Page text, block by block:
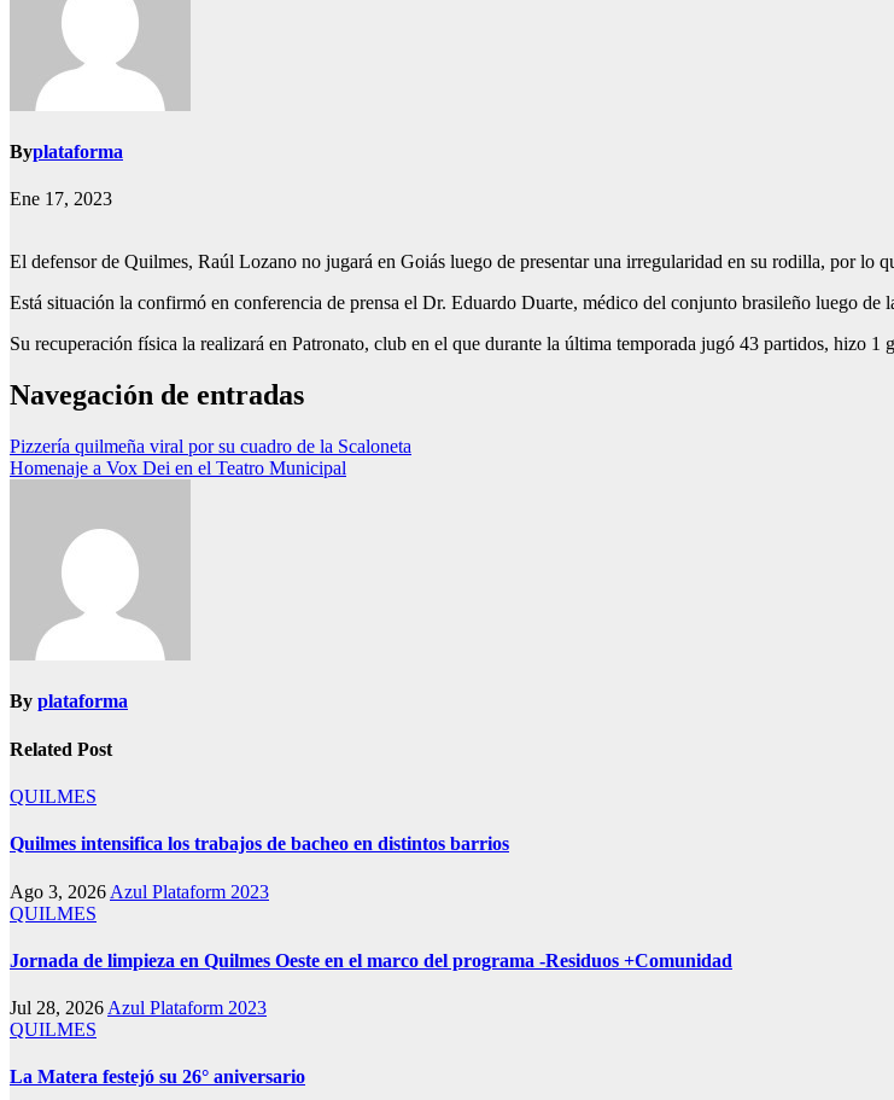
Byplataforma
Ene 17, 2023
El defensor de Quilmes, Raúl Lozano no jugará en Goiás luego de presentar una irregularidad en su rodilla, por lo
Está situación la confirmó en conferencia de prensa el Dr. Eduardo Duarte, médico del conjunto brasileño luego de
Su recuperación física la realizará en Patronato, club en el que durante la última temporada jugó 43 partidos, hizo
Navegación de entradas
Pizzería quilmeña viral por su cuadro de la Scaloneta
Homenaje a Vox Dei en el Teatro Municipal
By plataforma
Related Post
QUILMES
Quilmes intensifica los trabajos de bacheo en distintos barrios
Ago 3, 2026 Azul Plataform 2023
QUILMES
Jornada de limpieza en Quilmes Oeste en el marco del programa -Residuos +Comunidad
Jul 28, 2026 Azul Plataform 2023
QUILMES
La Matera festejó su 26° aniversario